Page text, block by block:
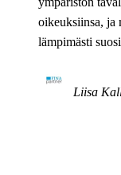
oikeuksiinsa, ja
lämpimästi
Liisa